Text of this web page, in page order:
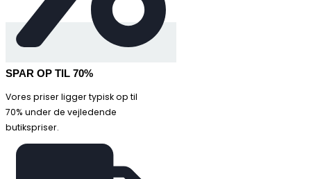
SPAR OP TIL 70%
Vores priser ligger typisk op til
70% under de vejledende
butikspriser.